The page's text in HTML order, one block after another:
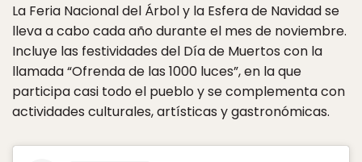
La Feria Nacional del Árbol y la Esfera de Navidad se
lleva a cabo cada año durante el mes de noviembre.
Incluye las festividades del Día de Muertos con la
llamada “Ofrenda de las 1000 luces”, en la que
participa casi todo el pueblo y se complementa con
actividades culturales, artísticas y gastronómicas.